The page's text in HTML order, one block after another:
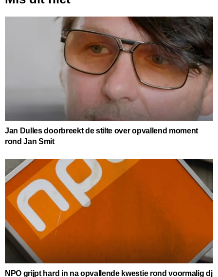
Jan Dulles doorbreekt de stilte over opvallend moment
rond Jan Smit
NPO grijpt hard in na opvallende kwestie rond voormalig dj